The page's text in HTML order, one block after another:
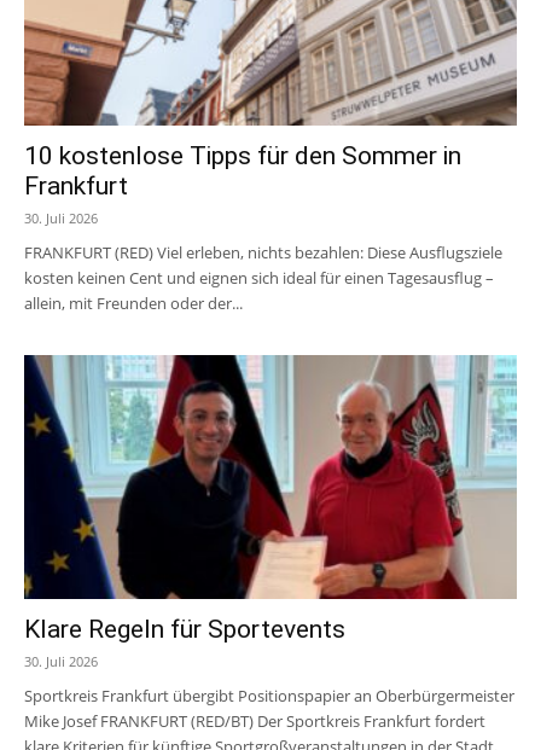
10 kostenlose Tipps für den Sommer in
Frankfurt
30. Juli 2026
FRANKFURT (RED) Viel erleben, nichts bezahlen: Diese Ausflugsziele
kosten keinen Cent und eignen sich ideal für einen Tagesausflug –
allein, mit Freunden oder der...
Klare Regeln für Sportevents
30. Juli 2026
Sportkreis Frankfurt übergibt Positionspapier an Oberbürgermeister
Mike Josef FRANKFURT (RED/BT) Der Sportkreis Frankfurt fordert